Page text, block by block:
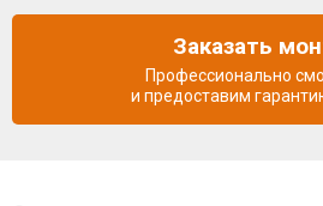
Заказать
Профессионально
и предоставим